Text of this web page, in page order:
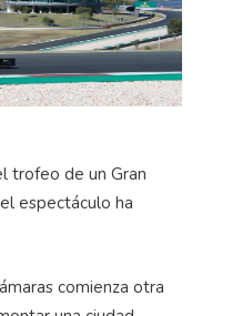
trofeo de un Gran
espectáculo ha
comienza otra